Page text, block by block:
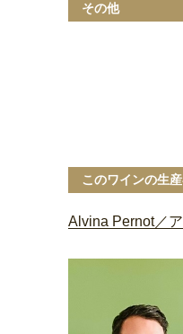
その他
このワインの生
Alvina Pernot／